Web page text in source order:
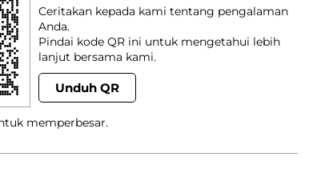
Ceritakan kepada kami tentang pengalaman
Anda.
Pindai kode QR ini untuk mengetahui lebih
lanjut bersama kami.
Unduh QR
memperbesar.